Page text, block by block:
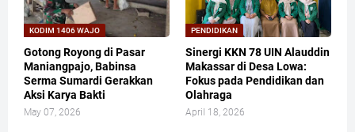
KODIM 1406 WAJO
Gotong Royong di Pasar
Maniangpajo, Babinsa
Serma Sumardi Gerakkan
Aksi Karya Bakti
May 07, 2026
PENDIDIKAN
Sinergi KKN 78 UIN Alauddin
Makassar di Desa Lowa:
Fokus pada Pendidikan dan
Olahraga
April 18, 2026